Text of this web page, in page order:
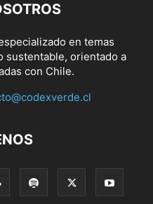
en temas
sustentable, orientado a
con Chile.